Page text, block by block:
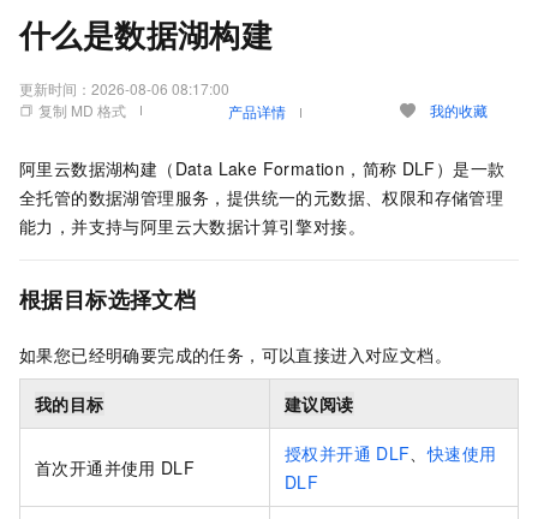
什么是数据湖构建
更新时间： 2026-08-06 08:17:00
复制 MD 格式
产品详情 我的收藏
阿里云数据湖构建（Data Lake Formation，简称 DLF）是一款
全托管的数据湖管理服务，提供统一的元数据、权限和存储管理
能力，并支持与阿里云大数据计算引擎对接。
根据目标选择文档
如果您已经明确要完成的任务，可以直接进入对应文档。
我的目标 建议阅读
首次开通并使用 DLF
授权并开通 DLF、快速使用
DLF